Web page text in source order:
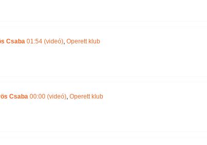
Csaba 01:54 (videó), Operett klub
Csaba 00:00 (videó), Operett klub